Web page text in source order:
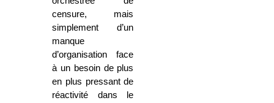
censure, mais
simplement d’un
manque
d’organisation face
à un besoin de plus
en plus pressant de
réactivité dans le